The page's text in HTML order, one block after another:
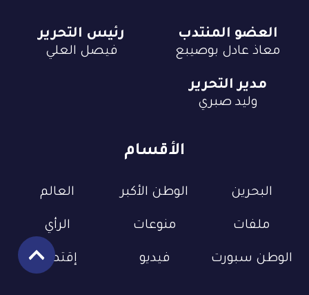
الأقسام
البحرين الوطن الأكبر العالم
ملفات منوعات الرأي
الوطن سبورت فيديو إقتصاد
العضو المنتدب
معاذ عادل بوصيبع
رئيس التحرير
فيصل العلي
مدير التحرير
وليد صبري